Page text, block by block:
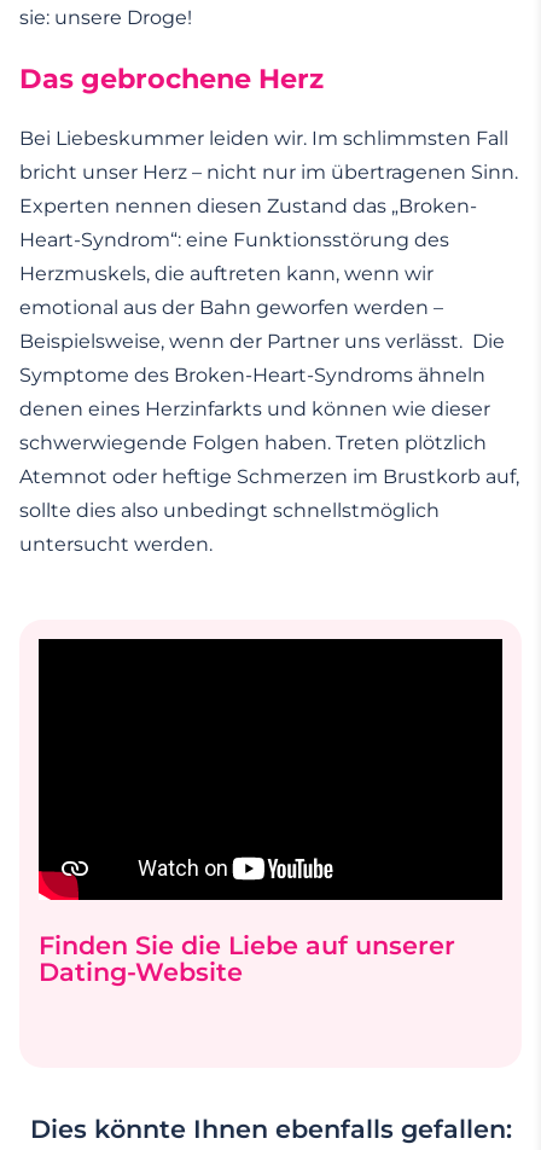
sie: unsere Droge!
Das gebrochene Herz
Bei Liebeskummer leiden wir. Im schlimmsten Fall
bricht unser Herz – nicht nur im übertragenen Sinn.
Experten nennen diesen Zustand das „Broken-
Heart-Syndrom“: eine Funktionsstörung des
Herzmuskels, die auftreten kann, wenn wir
emotional aus der Bahn geworfen werden –
Beispielsweise, wenn der Partner uns verlässt. Die
Symptome des Broken-Heart-Syndroms ähneln
denen eines Herzinfarkts und können wie dieser
schwerwiegende Folgen haben. Treten plötzlich
Atemnot oder heftige Schmerzen im Brustkorb auf,
sollte dies also unbedingt schnellstmöglich
untersucht werden.
Finden Sie die Liebe auf unserer
Dating-Website
Dies könnte Ihnen ebenfalls gefallen: